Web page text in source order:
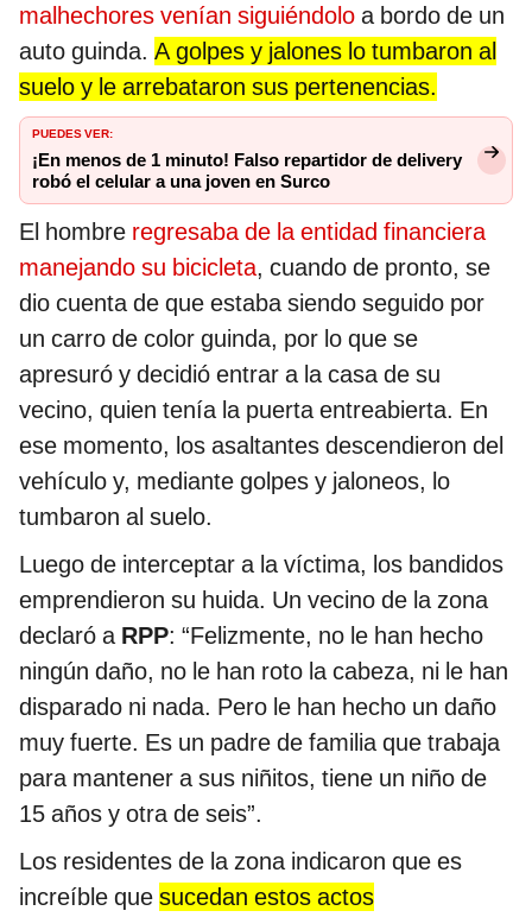
malhechores venían siguiéndolo a bordo de un
auto guinda. A golpes y jalones lo tumbaron al
suelo y le arrebataron sus pertenencias.
PUEDES VER:
¡En menos de 1 minuto! Falso repartidor de delivery
robó el celular a una joven en Surco
El hombre regresaba de la entidad financiera
manejando su bicicleta, cuando de pronto, se
dio cuenta de que estaba siendo seguido por
un carro de color guinda, por lo que se
apresuró y decidió entrar a la casa de su
vecino, quien tenía la puerta entreabierta. En
ese momento, los asaltantes descendieron del
vehículo y, mediante golpes y jaloneos, lo
tumbaron al suelo.
Luego de interceptar a la víctima, los bandidos
emprendieron su huida. Un vecino de la zona
declaró a RPP: “Felizmente, no le han hecho
ningún daño, no le han roto la cabeza, ni le han
disparado ni nada. Pero le han hecho un daño
muy fuerte. Es un padre de familia que trabaja
para mantener a sus niñitos, tiene un niño de
15 años y otra de seis”.
Los residentes de la zona indicaron que es
increíble que sucedan estos actos